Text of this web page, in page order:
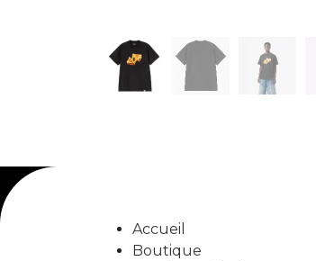
Accueil
Boutique